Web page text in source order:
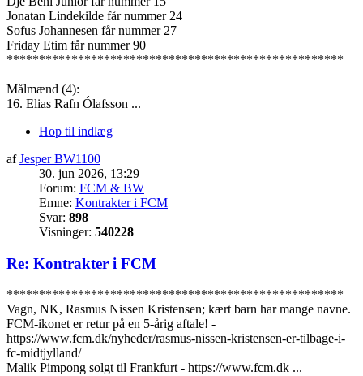
Jonatan Lindekilde får nummer 24
Sofus Johannesen får nummer 27
Friday Etim får nummer 90
****************************************************
Målmænd (4):
16. Elias Rafn Ólafsson ...
Hop til indlæg
afJesper BW1100
30. jun 2026, 13:29
Forum: FCM & BW
Emne: Kontrakter i FCM
Svar: 898
Visninger: 540228
Re: Kontrakter i FCM
****************************************************
Vagn, NK, Rasmus Nissen Kristensen; kært barn har mange navne.
FCM-ikonet er retur på en 5-årig aftale! -
https://www.fcm.dk/nyheder/rasmus-nissen-kristensen-er-tilbage-i-
fc-midtjylland/
Malik Pimpong solgt til Frankfurt - https://www.fcm.dk ...